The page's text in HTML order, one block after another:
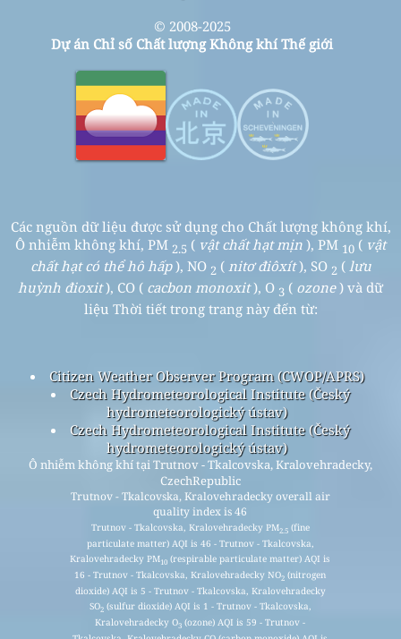
© 2008-2025
Dự án Chỉ số Chất lượng Không khí Thế giới
Các nguồn dữ liệu được sử dụng cho Chất lượng không khí,
Ô nhiễm không khí, PM 2.5 ( vật chất hạt mịn ), PM 10 ( vật
chất hạt có thể hô hấp), NO 2 ( nitơ điôxít), SO 2 ( lưu
huỳnh đioxit), CO ( cacbon monoxit), O 3 ( ozone) và dữ
liệu Thời tiết trong trang này đến từ:
Citizen Weather Observer Program (CWOP/APRS)
Czech Hydrometeorological Institute (Český
hydrometeorologický ústav)
Czech Hydrometeorological Institute (Český
hydrometeorologický ústav)
Ô nhiễm không khí tại Trutnov - Tkalcovska, Kralovehradecky,
CzechRepublic
Trutnov - Tkalcovska, Kralovehradecky overall air
quality index is 46
Trutnov - Tkalcovska, Kralovehradecky PM2.5(fine
particulate matter) AQI is 46 - Trutnov - Tkalcovska,
Kralovehradecky PM10 (respirable particulate matter) AQI is
16 - Trutnov - Tkalcovska, Kralovehradecky NO2 (nitrogen
dioxide) AQI is 5 - Trutnov - Tkalcovska, Kralovehradecky
SO2(sulfur dioxide) AQI is 1 - Trutnov - Tkalcovska,
Kralovehradecky O3 (ozone) AQI is 59 - Trutnov -